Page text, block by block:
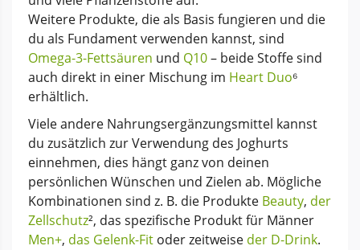
Weitere Produkte, die als Basis fungieren und die
du als Fundament verwenden kannst, sind
Omega-3-Fettsäuren und Q10– beide Stoffe sind
auch direkt in einer Mischung im Heart Duo⁶
erhältlich.
Viele andere Nahrungsergänzungsmittel kannst
du zusätzlich zur Verwendung des Joghurts
einnehmen, dies hängt ganz von deinen
persönlichen Wünschen und Zielen ab. Mögliche
Kombinationen sind z. B. die Produkte Beauty, der
Zellschutz², das spezifische Produkt für Männer
Men+, das Gelenk-Fit oder zeitweise der D-Drink.